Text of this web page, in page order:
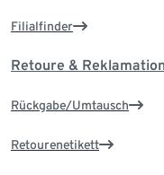
Filialfinder
Retoure & Reklamation
Rückgabe/Umtausch
Retourenetikett